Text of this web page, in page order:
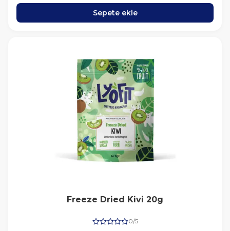
Sepete ekle
Freeze Dried Kivi 20g
0/5